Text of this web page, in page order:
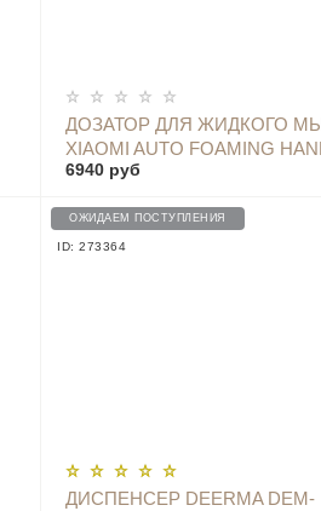
ДОЗАТОР ДЛЯ ЖИДКОГО
XIAOMI AUTO FOAMING
WASH
6940 руб
ОПОВЕСТИТЬ
ОЖИДАЕМ ПОСТУПЛЕНИЯ
ID: 273364
ДИСПЕНСЕР DEERMA DEM-
ОПОВЕСТИТЬ